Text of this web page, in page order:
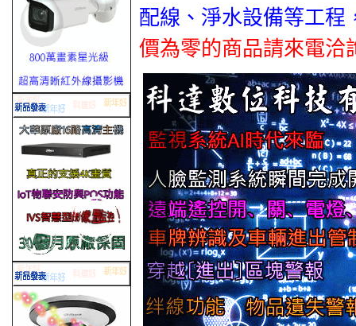
配線、淨水設備等工程
價為零的商品請來電洽